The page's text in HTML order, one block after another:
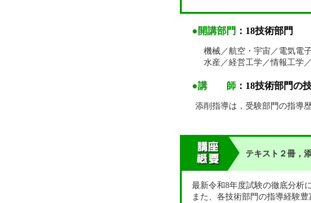
●開講部門 ：18技術部門
機械／航空・宇宙／電気電
水産／経営工学／情報工学
●講 師 ：18技術部門の
添削指導は，受験部門の指導
テキスト２冊，
最新令和8年度試験の徹底分析
また、各技術部門の指導経験